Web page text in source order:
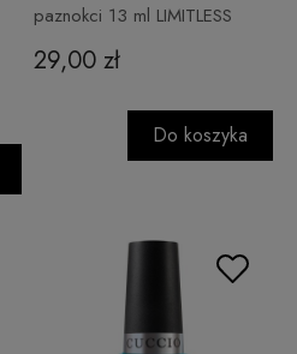
paznokci 13 ml LIMITLESS
29,00 zł
Do koszyka